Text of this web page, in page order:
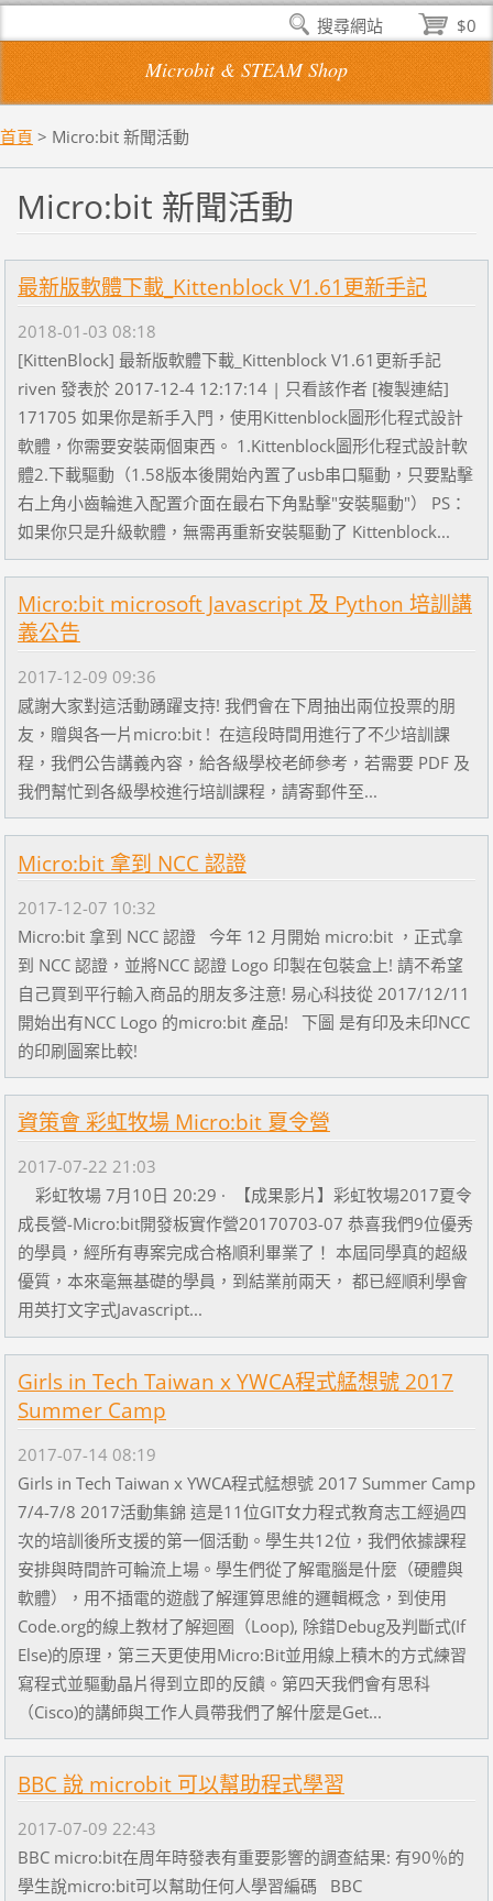
Microbit & STEAM Shop
首頁 > Micro:bit 新聞活動
Micro:bit 新聞活動
最新版軟體下載_Kittenblock V1.61更新手記
2018-01-03 08:18
[KittenBlock] 最新版軟體下載_Kittenblock V1.61更新手記
riven 發表於 2017-12-4 12:17:14 | 只看該作者 [複製連結]
171705 如果你是新手入門，使用Kittenblock圖形化程式設計
軟體，你需要安裝兩個東西。 1.Kittenblock圖形化程式設計軟
體2.下載驅動（1.58版本後開始內置了usb串口驅動，只要點擊
右上角小齒輪進入配置介面在最右下角點擊"安裝驅動"） PS：
如果你只是升級軟體，無需再重新安裝驅動了 Kittenblock...
Micro:bit microsoft Javascript 及 Python 培訓講
義公告
2017-12-09 09:36
感謝大家對這活動踴躍支持! 我們會在下周抽出兩位投票的朋
友，贈與各一片micro:bit ! 在這段時間用進行了不少培訓課
程，我們公告講義內容，給各級學校老師參考，若需要 PDF 及
我們幫忙到各級學校進行培訓課程，請寄郵件至...
Micro:bit 拿到 NCC 認證
2017-12-07 10:32
Micro:bit 拿到 NCC 認證 今年 12 月開始 micro:bit ，正式拿
到 NCC 認證，並將NCC 認證 Logo 印製在包裝盒上! 請不希望
自己買到平行輸入商品的朋友多注意! 易心科技從 2017/12/11
開始出有NCC Logo 的micro:bit 產品! 下圖 是有印及未印NCC
的印刷圖案比較!
資策會 彩虹牧場 Micro:bit 夏令營
2017-07-22 21:03
彩虹牧場 7月10日 20:29 · 【成果影片】彩虹牧場2017夏令
成長營-Micro:bit開發板實作營20170703-07 恭喜我們9位優秀
的學員，經所有專案完成合格順利畢業了！ 本屆同學真的超級
優質，本來毫無基礎的學員，到結業前兩天， 都已經順利學會
用英打文字式Javascript...
Girls in Tech Taiwan x YWCA程式艋想號 2017
Summer Camp
2017-07-14 08:19
Girls in Tech Taiwan x YWCA程式艋想號 2017 Summer Camp
7/4-7/8 2017活動集錦 這是11位GIT女力程式教育志工經過四
次的培訓後所支援的第一個活動。學生共12位，我們依據課程
安排與時間許可輪流上場。學生們從了解電腦是什麼（硬體與
軟體），用不插電的遊戲了解運算思維的邏輯概念，到使用
Code.org的線上教材了解迴圈（Loop), 除錯Debug及判斷式(If
Else)的原理，第三天更使用Micro:Bit並用線上積木的方式練習
寫程式並驅動晶片得到立即的反饋。第四天我們會有思科
（Cisco)的講師與工作人員帶我們了解什麼是Get...
BBC 說 microbit 可以幫助程式學習
2017-07-09 22:43
BBC micro:bit在周年時發表有重要影響的調查結果: 有90％的
學生說micro:bit可以幫助任何人學習編碼 BBC
$0
搜尋網站